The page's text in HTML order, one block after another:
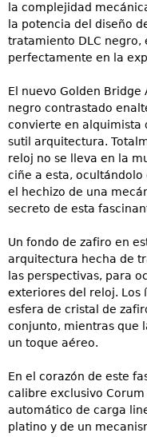
la complejidad
la potencia del diseño
tratamiento DLC negro,
perfectamente en la
El nuevo Golden
negro contrastado
convierte en alquimista
sutil arquitectura.
reloj no se lleva en la
ciñe a esta,
el hechizo de una
secreto de esta
Un fondo de zafiro en
arquitectura hecha de
las perspectivas, para
exteriores del reloj. Los
esfera de cristal de
conjunto, mientras que
un toque aéreo.
En el corazón de este
calibre exclusivo
automático de carga
platino y de un